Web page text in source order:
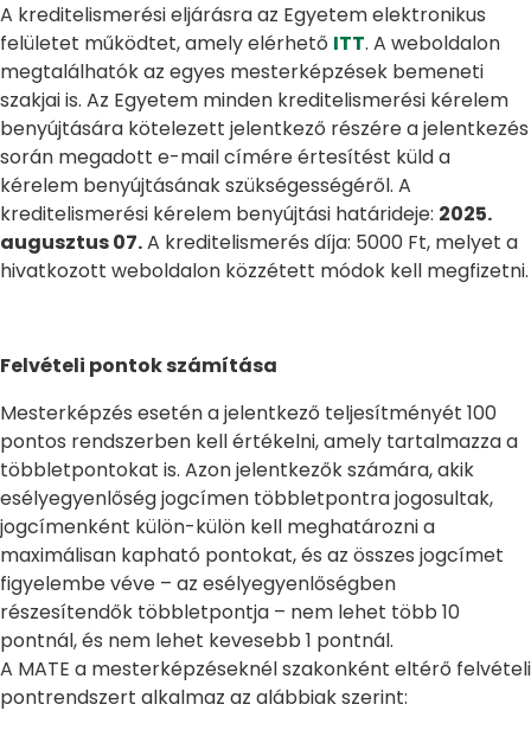
A kreditelismerési eljárásra az Egyetem elektronikus
felületet működtet, amely elérhető ITT. A weboldalon
megtalálhatók az egyes mesterképzések bemeneti
szakjai is. Az Egyetem minden kreditelismerési kérelem
benyújtására kötelezett jelentkező részére a jelentkezés
során megadott e-mail címére értesítést küld a
kérelem benyújtásának szükségességéről. A
kreditelismerési kérelem benyújtási határideje: 2025.
augusztus 07.A kreditelismerés díja: 5000 Ft, melyet a
hivatkozott weboldalon közzétett módok kell megfizetni.
Felvételi pontok számítása
Mesterképzés esetén a jelentkező teljesítményét 100
pontos rendszerben kell értékelni, amely tartalmazza a
többletpontokat is. Azon jelentkezők számára, akik
esélyegyenlőség jogcímen többletpontra jogosultak,
jogcímenként külön-külön kell meghatározni a
maximálisan kapható pontokat, és az összes jogcímet
figyelembe véve – az esélyegyenlőségben
részesítendők többletpontja – nem lehet több 10
pontnál, és nem lehet kevesebb 1 pontnál.
A MATE a mesterképzéseknél szakonként eltérő felvételi
pontrendszert alkalmaz az alábbiak szerint: